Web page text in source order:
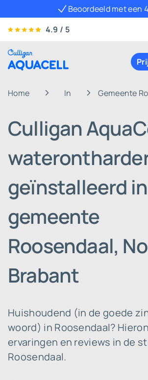
Beoordeeld met een
4.9 / 5
Home In Gemeente
Culligan
geïnstalleerd
gemeente
Roosendaal,
Brabant
Huishoudend (in de goede
woord) in Roosendaal?
ervaringen en reviews in de
Roosendaal.